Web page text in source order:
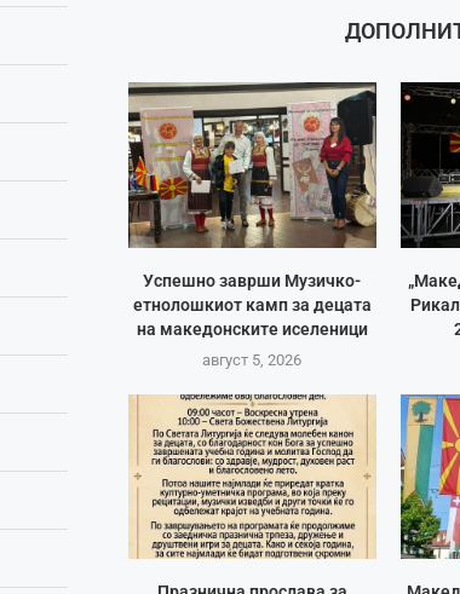
Успешно заврши Музичко-
етнолошкиот камп за децата
на македонските иселеници
август 5, 2026